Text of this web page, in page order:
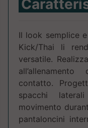
Il look semplice
Kick/Thai li
versatile.
contatto.
spacchi
movimento
pantaloncini